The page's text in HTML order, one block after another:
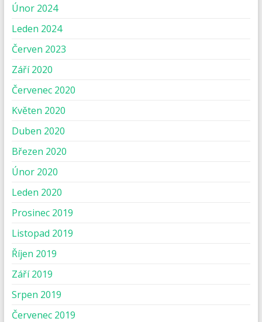
Únor 2024
Leden 2024
Červen 2023
Září 2020
Červenec 2020
Květen 2020
Duben 2020
Březen 2020
Únor 2020
Leden 2020
Prosinec 2019
Listopad 2019
Říjen 2019
Září 2019
Srpen 2019
Červenec 2019